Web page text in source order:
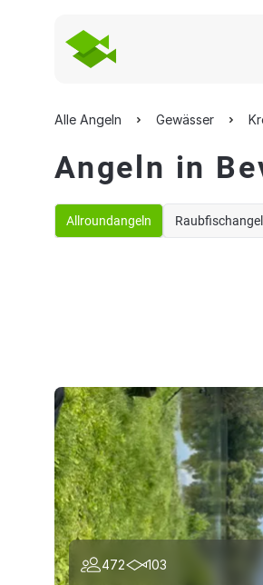
Alle Angeln Gewässer
Angeln in
Allroundangeln
472 103